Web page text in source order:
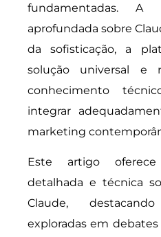
fundamentadas.
aprofundada sobre
da sofisticação, a
solução universal e
conhecimento
integrar
marketing
Este artigo
detalhada e técnica
Claude,
exploradas em